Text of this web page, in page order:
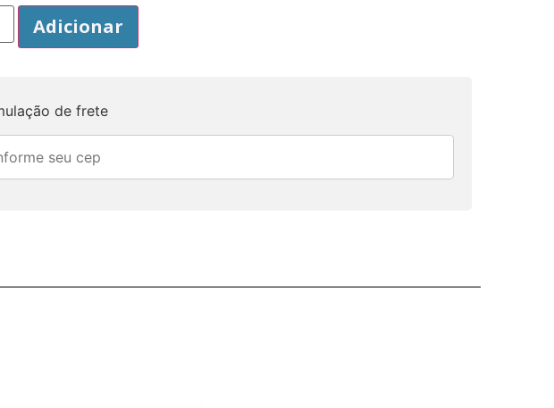
Adicionar
de frete